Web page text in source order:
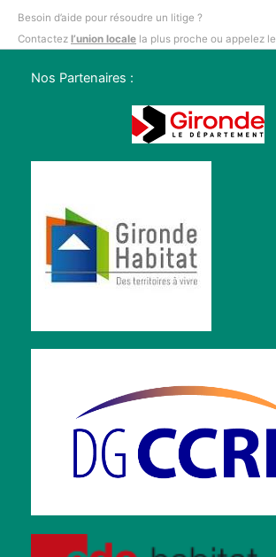
Besoin d’aide pour résoudre un litige ?
Contactez l’union locale la plus proche ou appelez le
Nos Partenaires :